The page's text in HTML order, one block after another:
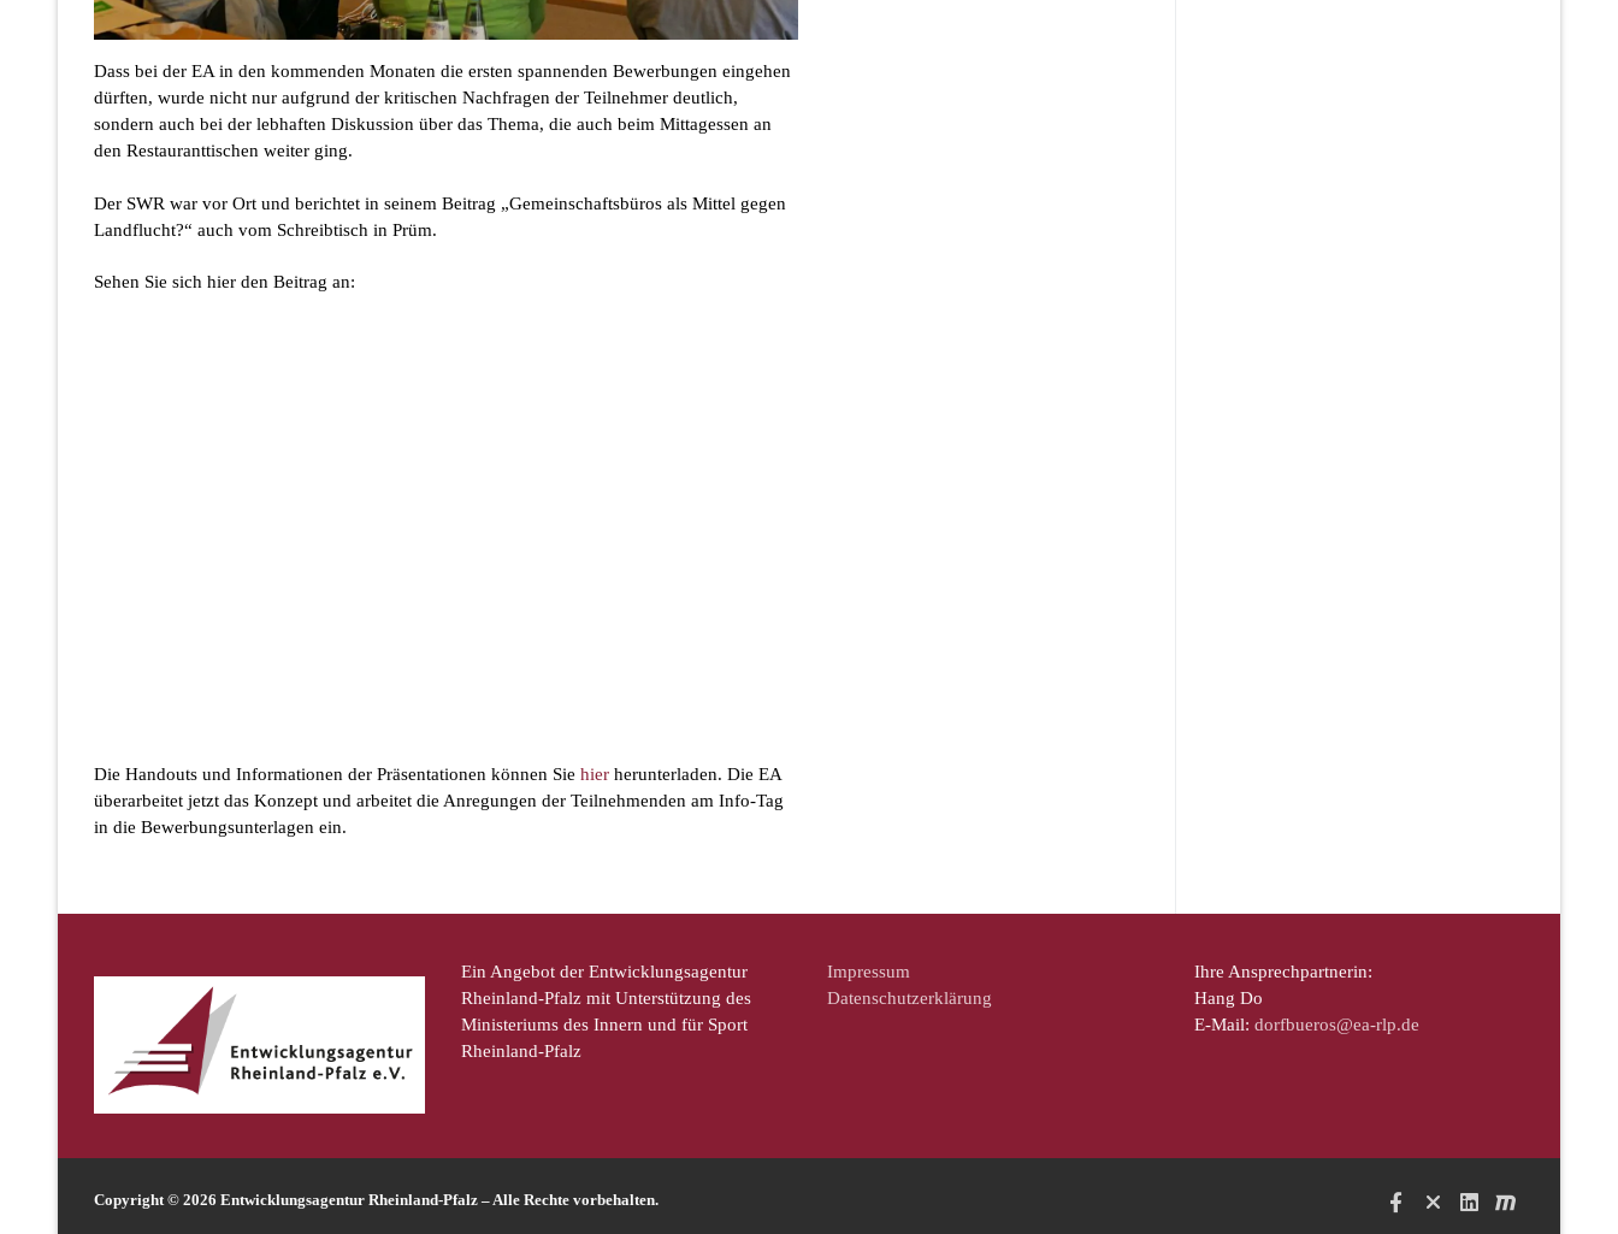
Dass bei der EA in den kommenden Monaten die ersten spannenden Bewerbungen eingehen
dürften, wurde nicht nur aufgrund der kritischen Nachfragen der Teilnehmer deutlich,
sondern auch bei der lebhaften Diskussion über das Thema, die auch beim Mittagessen an
den Restauranttischen weiter ging.
Der SWR war vor Ort und berichtet in seinem Beitrag „Gemeinschaftsbüros als Mittel gegen
Landflucht?“ auch vom Schreibtisch in Prüm.
Sehen Sie sich hier den Beitrag an:
Die Handouts und Informationen der Präsentationen können Sie hier herunterladen. Die EA
überarbeitet jetzt das Konzept und arbeitet die Anregungen der Teilnehmenden am Info-Tag
in die Bewerbungsunterlagen ein.
Ein Angebot der Entwicklungsagentur
Rheinland-Pfalz mit Unterstützung des
Ministeriums des Innern und für Sport
Rheinland-Pfalz
Impressum
Datenschutzerklärung
Ihre Ansprechpartnerin:
Hang Do
E-Mail: dorfbueros@ea-rlp.de
Copyright © 2026 Entwicklungsagentur Rheinland-Pfalz – Alle Rechte vorbehalten.